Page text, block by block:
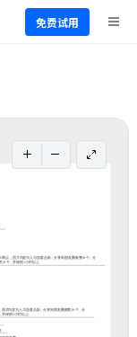
免费试用